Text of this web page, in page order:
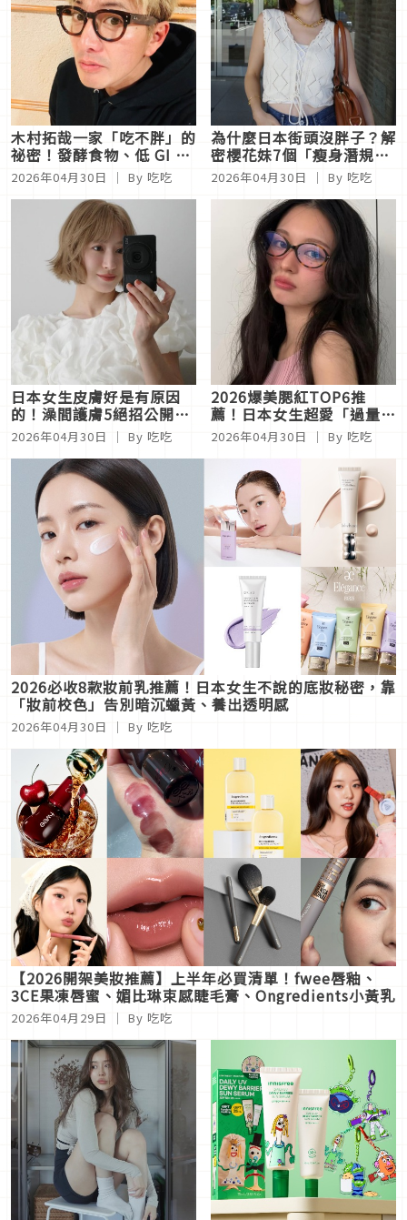
木村拓哉一家「吃不胖」的
祕密！發酵食物、低 GI 準
則，養成全家名模體態的自
律飲食法
2026年04月30日 ｜ By 吃吃
為什麼日本街頭沒胖子？解
密櫻花妹7個「瘦身潛規
則」：原來吃冷飯、冰箱大
小、社會壓力都是關鍵！
2026年04月30日 ｜ By 吃吃
日本女生皮膚好是有原因
的！澡間護膚5絕招公開：
洗澡前多「這步驟」排毒去
水腫超有感
2026年04月30日 ｜ By 吃吃
2026爆美腮紅TOP6推
薦！日本女生超愛「過量頰
彩妝」，大面積暈染與濕潤
水光感都是關鍵
2026年04月30日 ｜ By 吃吃
2026必收8款妝前乳推薦！日本女生不說的底妝秘密，靠
「妝前校色」告別暗沉蠟黃、養出透明感
2026年04月30日 ｜ By 吃吃
【2026開架美妝推薦】上半年必買清單！fwee唇釉、
3CE果凍唇蜜、媚比琳束感睫毛膏、Ongredients小黃乳
2026年04月29日 ｜ By 吃吃